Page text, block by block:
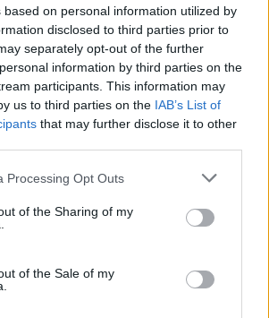
based on personal information utilized by
disclosed to third parties prior to
separately opt-out of the further
information by third parties on the
participants. This information may
us to third parties on the IAB’s List of
that may further disclose it to other
website/app uses one or more Google
or usage behaviour. You may click to
to Google and its third-party tags to
specified purposes in below Google
Processing Opt Outs
of the Sharing of my
of the Sale of my
garanti, surtout s’il s’agit d’un disque
Vous avez hanté les forums,
réparer mon ordi en trois leçons ? »,
solution : contactez le SAV de la
pc est encore sous garantie.
d’exemple, 60€ chez Acer (prix
qui peut vous épargner des heures